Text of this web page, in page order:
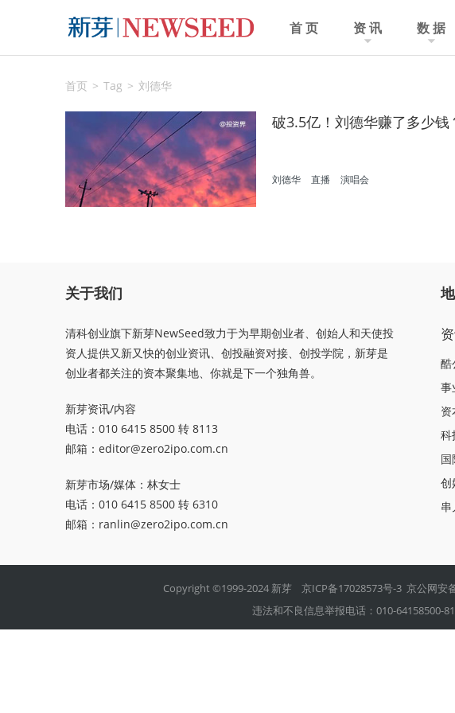
首 页 资 讯 数 据
首页 Tag 刘德华
破3.5亿！刘德华赚了多少钱
刘德华 直播 演唱会
关于我们
清科创业旗下新芽NewSeed致力于为早期创业者、创始人和天使投
资人提供又新又快的创业资讯、创投融资对接、创投学院，新芽是
创业者都关注的资本聚集地、你就是下一个独角兽。
新芽资讯/内容
电话：010 6415 8500 转 8113
邮箱： editor@zero2ipo.com.cn
新芽市场/媒体：林女士
电话：010 6415 8500 转 6310
邮箱： ranlin@zero2ipo.com.cn
酷
事
资
科
国
创
串
Copyright ©1999-2024 新芽 京ICP备17028573号-3 京公网安
违法和不良信息举报电话：010-64158500-